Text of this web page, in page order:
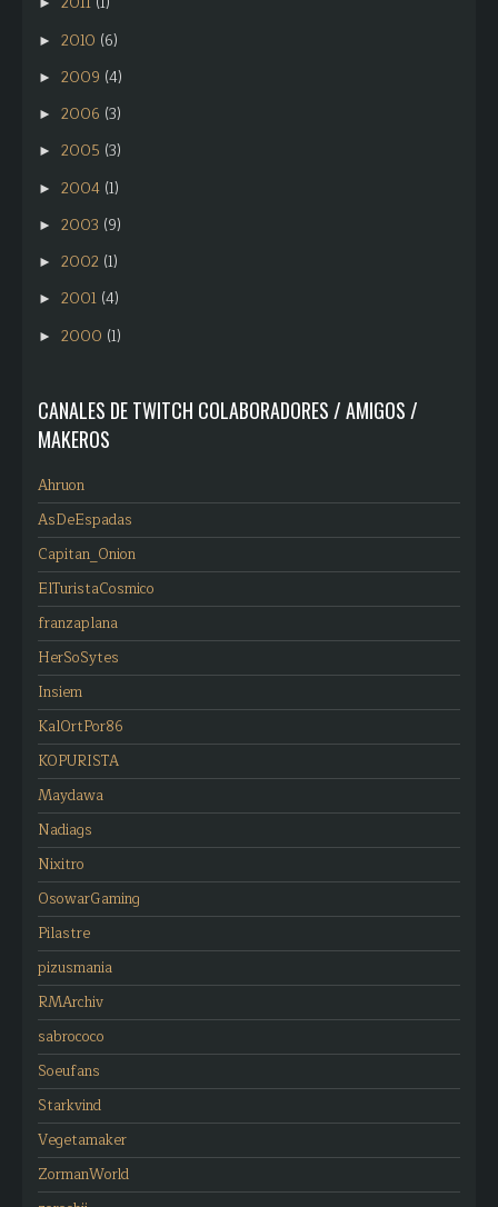
► 2010 (6)
► 2009 (4)
► 2006 (3)
► 2005 (3)
► 2004 (1)
► 2003 (9)
► 2002 (1)
► 2001 (4)
► 2000 (1)
CANALES DE TWITCH COLABORADORES / AMIGOS /
MAKEROS
Ahruon
AsDeEspadas
Capitan_Onion
ElTuristaCosmico
franzaplana
HerSoSytes
Insiem
KalOrtPor86
KOPURISTA
Maydawa
Nadiags
Nixitro
OsowarGaming
Pilastre
pizusmania
RMArchiv
sabrococo
Soeufans
Starkvind
Vegetamaker
ZormanWorld